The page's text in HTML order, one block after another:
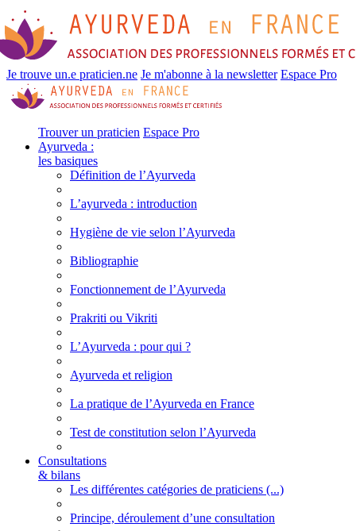
Je trouve un.e praticien.ne Je m'abonne à la newsletter Espace Pro
Trouver un praticien Espace Pro
Ayurveda :
les basiques
Définition de l’Ayurveda
L’ayurveda : introduction
Hygiène de vie selon l’Ayurveda
Bibliographie
Fonctionnement de l’Ayurveda
Prakriti ou Vikriti
L’Ayurveda : pour qui ?
Ayurveda et religion
La pratique de l’Ayurveda en France
Test de constitution selon l’Ayurveda
Consultations
& bilans
Les différentes catégories de praticiens (...)
Principe, déroulement d’une consultation